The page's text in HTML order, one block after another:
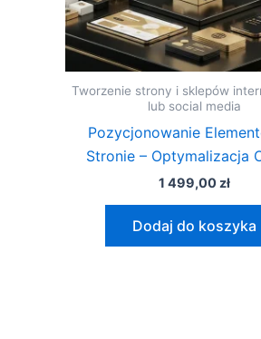
Tworzenie strony i sklepów
lub social media
Pozycjonowanie
Stronie – Optymalizacja
1 499,00 zł
Dodaj do koszyka